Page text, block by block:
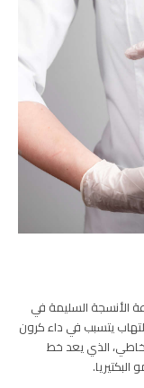
الأنسجة السليمة في
يتسبب في داء كرون
الذي يعد خط